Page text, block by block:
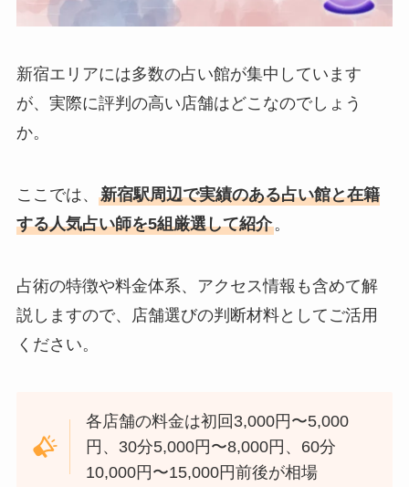
新宿エリアには多数の占い館が集中しています
が、実際に評判の高い店舗はどこなのでしょう
か。
ここでは、 新宿駅周辺で実績のある占い館と在籍
する人気占い師を5組厳選して紹介。
占術の特徴や料金体系、アクセス情報も含めて解
説しますので、店舗選びの判断材料としてご活用
ください。
各店舗の料金は初回3,000円〜5,000
円、30分5,000円〜8,000円、60分
10,000円〜15,000円前後が相場